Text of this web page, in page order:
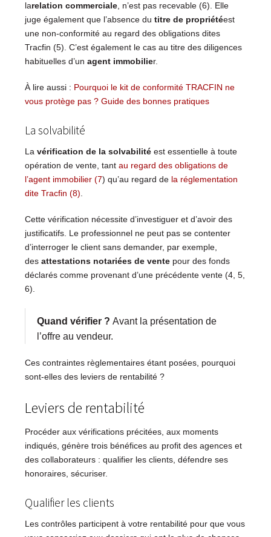
larelation commerciale, n’est pas recevable (6). Elle
juge également que l’absence du titre de propriétéest
une non-conformité au regard des obligations dites
Tracfin (5). C’est également le cas au titre des diligences
habituelles d’un agent immobilier.
À lire aussi : Pourquoi le kit de conformité TRACFIN ne
vous protège pas ? Guide des bonnes pratiques
La solvabilité
La vérification de la solvabilitéest essentielle à toute
opération de vente, tantau regard des obligations de
l’agent immobilier (7) qu’au regard de la réglementation
dite Tracfin (8)
Cette vérification nécessite d’investiguer et d’avoir des
justificatifs. Le professionnel ne peut pas se contenter
d’interroger le client sans demander, par exemple,
des attestations notariées de ventepour des fonds
déclarés comme provenant d’une précédente vente (4, 5,
6).
Quand vérifier ? Avant la présentation de
l’offre au vendeur.
Ces contraintes règlementaires étant posées, pourquoi
sont-elles des leviers de rentabilité ?
Leviers de rentabilité
Procéder aux vérifications précitées, aux moments
indiqués, génère trois bénéfices au profit des agences et
des collaborateurs : qualifier les clients, défendre ses
honoraires, sécuriser.
Qualifier les clients
Les contrôles participent à votre rentabilité pour que vous